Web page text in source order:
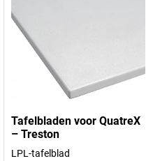
Tafelbladen voor QuatreX
– Treston
LPL-tafelblad